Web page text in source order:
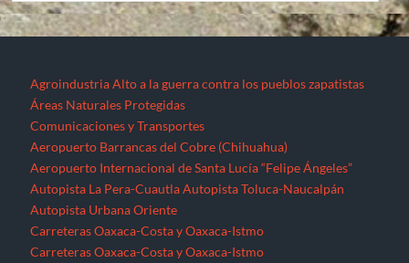
Agroindustria Alto a la guerra contra los pueblos zapatistas
Áreas Naturales Protegidas
Comunicaciones y Transportes
Aeropuerto Barrancas del Cobre (Chihuahua)
Aeropuerto Internacional de Santa Lucía “Felipe Ángeles”
Autopista La Pera-Cuautla Autopista Toluca-Naucalpán
Autopista Urbana Oriente
Carreteras Oaxaca-Costa y Oaxaca-Istmo
Carreteras Oaxaca-Costa y Oaxaca-Istmo